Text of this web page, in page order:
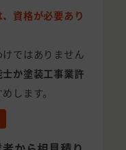
資格が必要あり
ではありません
士か塗装工事業許
します。